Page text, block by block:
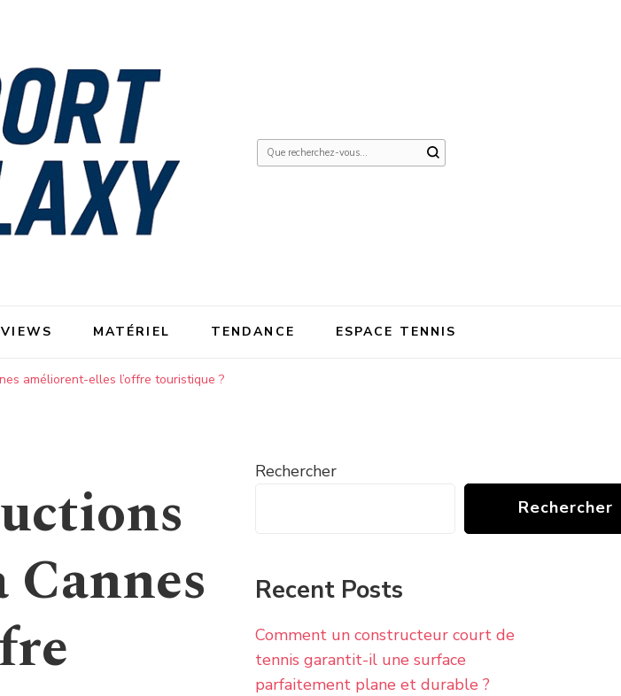
Vous
MATÉRIEL TENDANCE ESPACE TENNIS
améliorent-elles l’offre touristique ?
Rechercher
Rechercher
Recent Posts
Comment un constructeur court de
tennis garantit-il une surface
parfaitement plane et durable ?